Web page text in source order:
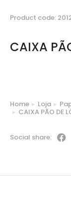
Product code:
CAIXA
You are here:
Home Loja
CAIXA PÃO DE
Social share: